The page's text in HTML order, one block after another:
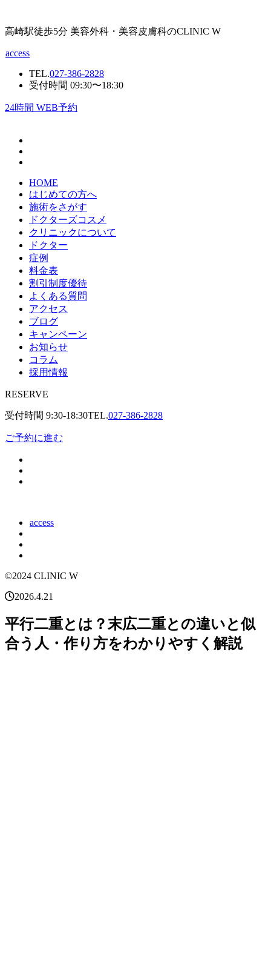
高崎駅徒歩5分 美容外科・美容皮膚科のCLINIC W
access
TEL.027-386-2828
受付時間 09:30〜18:30
24時間 WEB予約
HOME
はじめての方へ
施術をさがす
ドクターズコスメ
クリニックについて
ドクター
症例
料金表
割引制度優待
よくある質問
アクセス
ブログ
キャンペーン
お知らせ
コラム
採用情報
RESERVE
受付時間 9:30-18:30TEL.027-386-2828
ご予約に進む
access
©2024 CLINIC W
2026.4.21
平行二重とは？末広二重との違いと似
合う人・作り方をわかりやすく解説